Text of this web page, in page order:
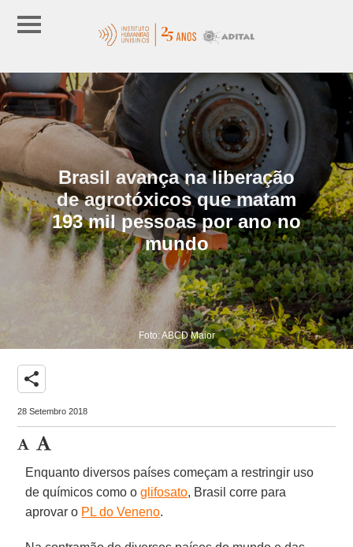
Brasil avança na liberação
de agrotóxicos que matam
193 mil pessoas por ano no
mundo
Foto: ABCD Maior
share
28 Setembro 2018
Enquanto diversos países começam a restringir uso
de químicos como oglifosato, Brasil corre para
aprovar o PL do Veneno.